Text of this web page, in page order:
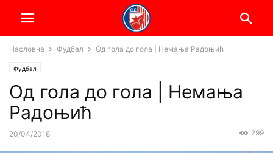
Насловна Фудбал Од гола до гола | Немања Радоњић
Фудбал
Од гола до гола | Немања
Радоњић
20/04/2018 299